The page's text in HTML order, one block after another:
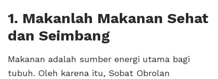
1. Makanlah Makanan Sehat
dan Seimbang
Makanan adalah sumber energi utama bagi
tubuh. Oleh karena itu, Sobat Obrolan